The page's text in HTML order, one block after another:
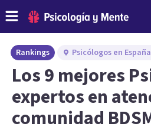
Rankings Psicólogos en España
Los 9 mejores
expertos en
comunidad